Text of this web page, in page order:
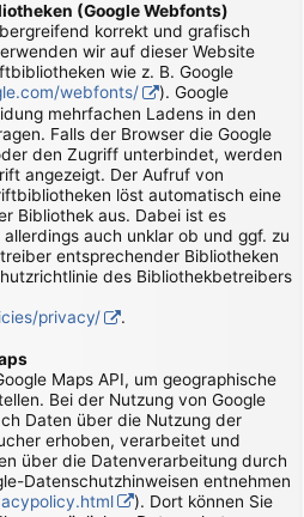
(Google Webfonts)
korrekt und grafisch
wir auf dieser Website
wie z. B. Google
webfonts/
). Google
mehrfachen Ladens in den
Falls der Browser die Google
den Zugriff unterbindet, werden
angezeigt. Der Aufruf von
löst automatisch eine
Bibliothek aus. Dabei ist es
auch unklar ob und ggf. zu
entsprechender Bibliotheken
des Bibliothekbetreibers
privacy/
.
Maps API, um geographische
Bei der Nutzung von Google
Daten über die Nutzung der
erhoben, verarbeitet und
über die Datenverarbeitung durch
Datenschutzhinweisen entnehmen
). Dort können Sie